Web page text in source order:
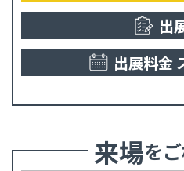
出
出展料金
来場を